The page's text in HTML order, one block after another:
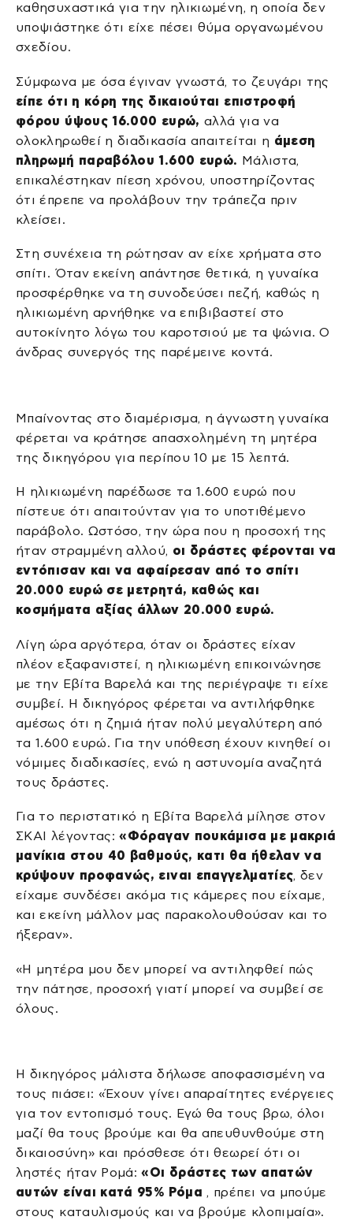
καθησυχαστικά για την ηλικιωμένη, η οποία δεν
υποψιάστηκε ότι είχε πέσει θύμα οργανωμένου
σχεδίου.
Σύμφωνα με όσα έγιναν γνωστά, το ζευγάρι της
είπε ότι η κόρη της δικαιούται επιστροφή
φόρου ύψους 16.000 ευρώ, αλλά για να
ολοκληρωθεί η διαδικασία απαιτείται η άμεση
πληρωμή παραβόλου 1.600 ευρώ. Μάλιστα,
επικαλέστηκαν πίεση χρόνου, υποστηρίζοντας
ότι έπρεπε να προλάβουν την τράπεζα πριν
κλείσει.
Στη συνέχεια τη ρώτησαν αν είχε χρήματα στο
σπίτι. Όταν εκείνη απάντησε θετικά, η γυναίκα
προσφέρθηκε να τη συνοδεύσει πεζή, καθώς η
ηλικιωμένη αρνήθηκε να επιβιβαστεί στο
αυτοκίνητο λόγω του καροτσιού με τα ψώνια. Ο
άνδρας συνεργός της παρέμεινε κοντά.
Μπαίνοντας στο διαμέρισμα, η άγνωστη γυναίκα
φέρεται να κράτησε απασχολημένη τη μητέρα
της δικηγόρου για περίπου 10 με 15 λεπτά.
Η ηλικιωμένη παρέδωσε τα 1.600 ευρώ που
πίστευε ότι απαιτούνταν για το υποτιθέμενο
παράβολο. Ωστόσο, την ώρα που η προσοχή της
ήταν στραμμένη αλλού, οι δράστες φέρονται να
εντόπισαν και να αφαίρεσαν από το σπίτι
20.000 ευρώ σε μετρητά, καθώς και
κοσμήματα αξίας άλλων 20.000 ευρώ.
Λίγη ώρα αργότερα, όταν οι δράστες είχαν
πλέον εξαφανιστεί, η ηλικιωμένη επικοινώνησε
με την Εβίτα Βαρελά και της περιέγραψε τι είχε
συμβεί. Η δικηγόρος φέρεται να αντιλήφθηκε
αμέσως ότι η ζημιά ήταν πολύ μεγαλύτερη από
τα 1.600 ευρώ. Για την υπόθεση έχουν κινηθεί οι
νόμιμες διαδικασίες, ενώ η αστυνομία αναζητά
τους δράστες.
Για το περιστατικό η Εβίτα Βαρελά μίλησε στον
ΣΚΑΙ λέγοντας:«Φόραγαν πουκάμισα με μακριά
μανίκια στου 40 βαθμούς, κατι θα ήθελαν να
κρύψουν προφανώς, ειναι επαγγελματίες, δεν
είχαμε συνδέσει ακόμα τις κάμερες που είχαμε,
και εκείνη μάλλον μας παρακολουθούσαν και το
ήξεραν».
«Η μητέρα μου δεν μπορεί να αντιληφθεί πώς
την πάτησε, προσοχή γιατί μπορεί να συμβεί σε
όλους.
Η δικηγόρος μάλιστα δήλωσε αποφασισμένη να
τους πιάσει: «Έχουν γίνει απαραίτητες ενέργειες
για τον εντοπισμό τους. Εγώ θα τους βρω, όλοι
μαζί θα τους βρούμε και θα απευθυνθούμε στη
δικαιοσύνη» και πρόσθεσε ότι θεωρεί ότι οι
ληστές ήταν Ρομά:«Οι δράστες των απατών
αυτών είναι κατά 95% Ρόμα , πρέπει να μπούμε
στους καταυλισμούς και να βρούμε κλοπιμαία».